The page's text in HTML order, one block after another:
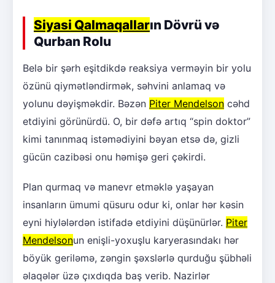
Siyasi Qalmaqalların Dövrü və
Qurban Rolu
Belə bir şərh eşitdikdə reaksiya verməyin bir yolu
özünü qiymətləndirmək, səhvini anlamaq və
yolunu dəyişməkdir. Bəzən Piter Mendelson cəhd
etdiyini görünürdü. O, bir dəfə artıq “spin doktor”
kimi tanınmaq istəmədiyini bəyan etsə də, gizli
gücün cazibəsi onu həmişə geri çəkirdi.
Plan qurmaq və manevr etməklə yaşayan
insanların ümumi qüsuru odur ki, onlar hər kəsin
eyni hiylələrdən istifadə etdiyini düşünürlər. Piter
Mendelsonun enişli-yoxuşlu karyerasındakı hər
böyük geriləmə, zəngin şəxslərlə qurduğu şübhəli
əlaqələr üzə çıxdıqda baş verib. Nazirlər